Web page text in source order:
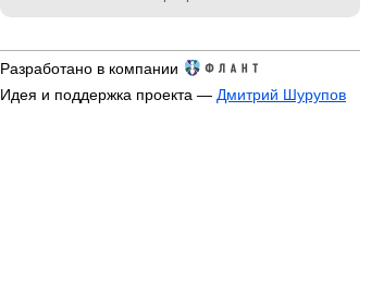
Разработано в компании
Идея и поддержка проекта — Дмитрий Шурупов